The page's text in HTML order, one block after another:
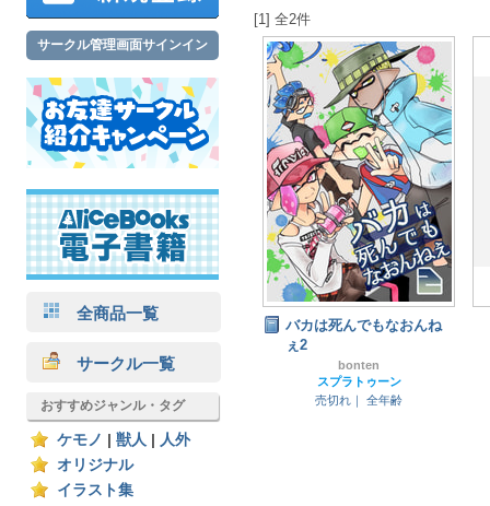
サークル管理画面サインイン
全商品一覧
サークル一覧
おすすめジャンル・タグ
ケモノ 獣人
人外
オリジナル
イラスト集
[1] 全2件
バカは死んでもなおんね
ぇ2
bonten
スプラトゥーン
売切れ｜
全年齢